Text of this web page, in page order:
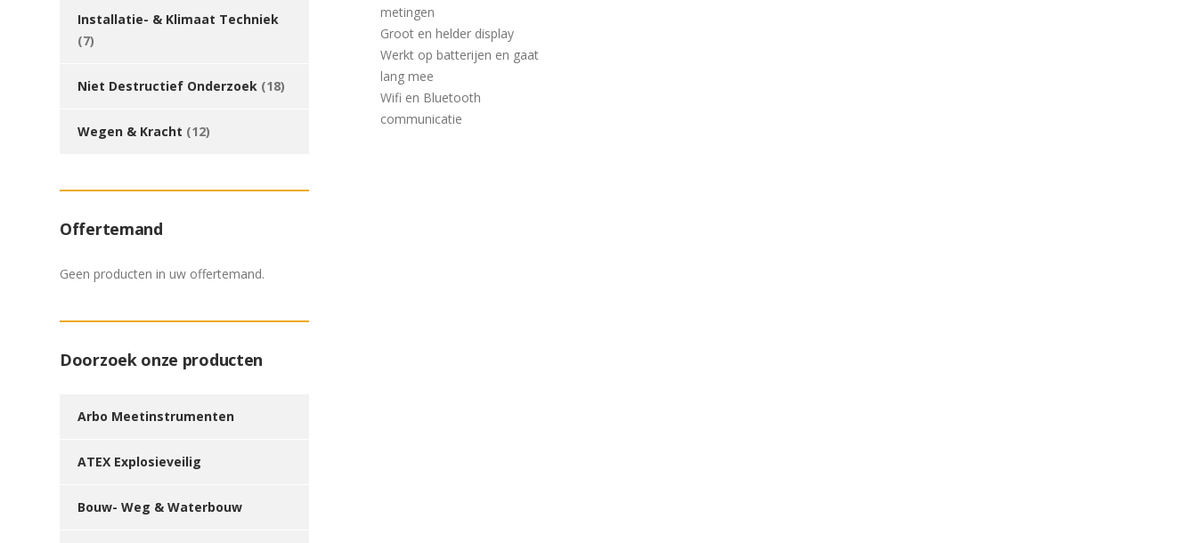
Installatie- & Klimaat Techniek
(7)
Niet Destructief Onderzoek (18)
Wegen & Kracht (12)
Offertemand
Geen producten in uw offertemand.
Doorzoek onze producten
Arbo Meetinstrumenten
ATEX Explosieveilig
Bouw- Weg & Waterbouw
metingen
Groot en helder display
Werkt op batterijen en gaat
lang mee
Wifi en Bluetooth
communicatie